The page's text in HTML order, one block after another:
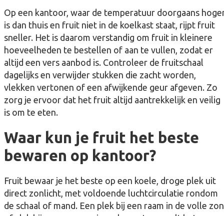
Op een kantoor, waar de temperatuur doorgaans
is dan thuis en fruit niet in de koelkast staat, rijpt fruit
sneller. Het is daarom verstandig om fruit in kleinere
hoeveelheden te bestellen of aan te vullen, zodat er
altijd een vers aanbod is. Controleer de fruitschaal
dagelijks en verwijder stukken die zacht worden,
vlekken vertonen of een afwijkende geur afgeven. Zo
zorg je ervoor dat het fruit altijd aantrekkelijk en veilig
is om te eten.
Waar kun je fruit het beste
bewaren op kantoor?
Fruit bewaar je het beste op een koele, droge plek uit
direct zonlicht, met voldoende luchtcirculatie rondom
de schaal of mand. Een plek bij een raam in de volle zon